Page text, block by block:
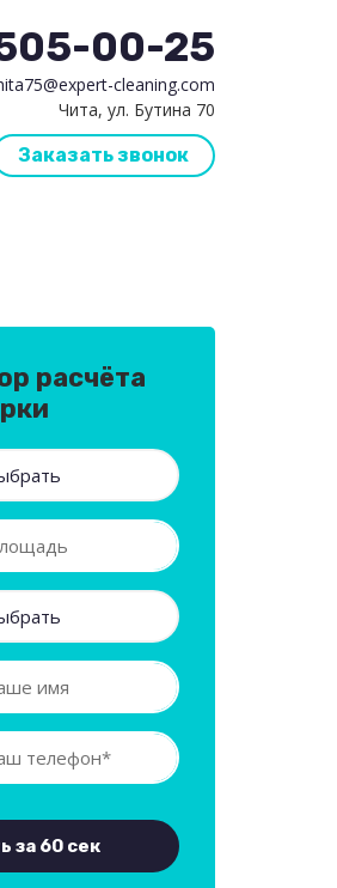
00-25
cleaning.com
Чита, ул. Бутина 70
Заказать звонок
расчёта